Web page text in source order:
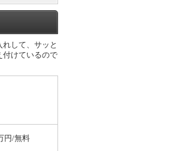
して、サッと
付けているので
円/無料